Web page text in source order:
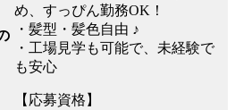
め、すっぴん勤務OK！
・髪型・髪色自由 ♪
・工場見学も可能で、未経験で
も安心
【応募資格】